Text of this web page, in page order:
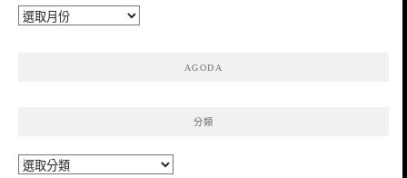
彙
AGODA
分類
分